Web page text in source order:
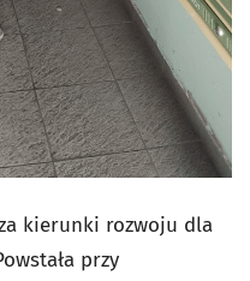
kierunki rozwoju dla
przy